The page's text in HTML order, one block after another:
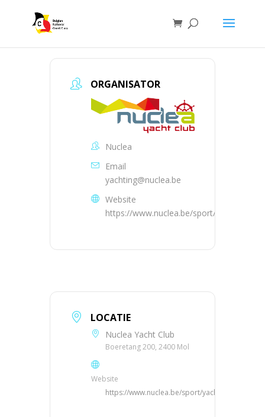
ORGANISATOR
Nuclea
Email
yachting@nuclea.be
Website
https://www.nuclea.be/sport/yachting
LOCATIE
Nuclea Yacht Club
Boeretang 200, 2400 Mol
Website
https://www.nuclea.be/sport/yachting